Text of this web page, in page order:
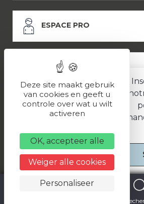
ESPACE PRO
ESPACE PRESSE
LES
Politique de
Une réalisation
Deze site maakt gebruik
van cookies en geeft u
controle over wat u wilt
activeren
OK, accepteer alle
Weiger alle cookies
Personaliseer